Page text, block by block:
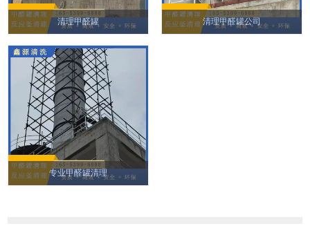
清理甲醛罐 清理甲醛罐公司
专业甲醛罐清理